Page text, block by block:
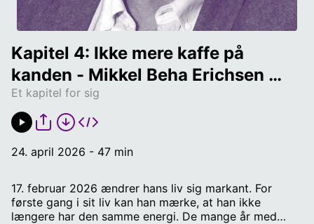
Et kapitel for sig
Kapitel 4: Ikke mere kaffe på
kanden - Mikkel Beha Erichsen
(4:4)
24. april 2026 - 47 min
17. februar 2026 ændrer hans liv sig markant. For
første gang i sit liv kan han mærke, at han ikke
længere har den samme energi. De mange år med